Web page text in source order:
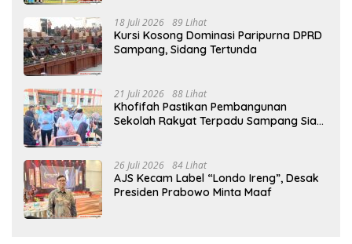
18 Juli 2026 89 Lihat
Kursi Kosong Dominasi Paripurna DPRD
Sampang, Sidang Tertunda
21 Juli 2026 88 Lihat
Khofifah Pastikan Pembangunan
Sekolah Rakyat Terpadu Sampang Siap
26 Juli 2026 84 Lihat
AJS Kecam Label “Londo Ireng”, Desak
Presiden Prabowo Minta Maaf